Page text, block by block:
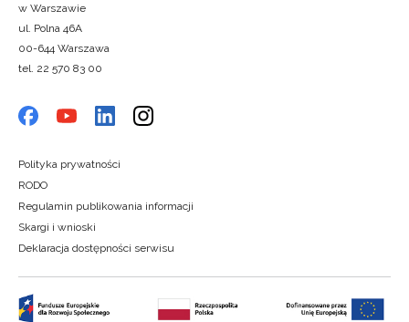
w Warszawie
ul. Polna 46A
00-644 Warszawa
tel. 22 570 83 00
Polityka prywatności
RODO
Regulamin publikowania informacji
Skargi i wnioski
Deklaracja dostępności serwisu